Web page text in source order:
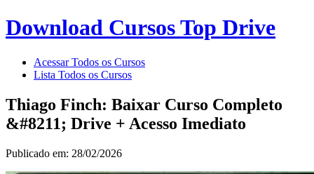
Download Cursos Top Drive
Acessar Todos os Cursos
Lista Todos os Cursos
Thiago Finch: Baixar Curso Completo
&#8211; Drive + Acesso Imediato
Publicado em: 28/02/2026